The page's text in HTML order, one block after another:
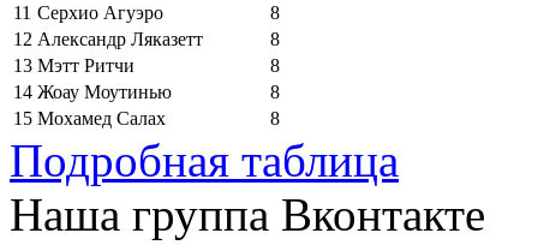
11 Серхио Агуэро
8
12 Александр Ляказетт
8
13 Мэтт Ритчи
8
14 Жоау Моутинью
8
15 Мохамед Салах 8
Подробная таблица
Наша группа Вконтакте